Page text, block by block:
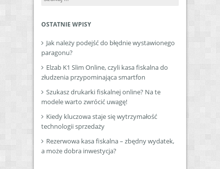
OSTATNIE WPISY
Jak należy podejść do błędnie wystawionego
paragonu?
Elzab K1 Slim Online, czyli kasa fiskalna do
złudzenia przypominająca smartfon
Szukasz drukarki fiskalnej online? Na te
modele warto zwrócić uwagę!
Kiedy kluczowa staje się wytrzymałość
technologii sprzedaży
Rezerwowa kasa fiskalna – zbędny wydatek,
a może dobra inwestycja?